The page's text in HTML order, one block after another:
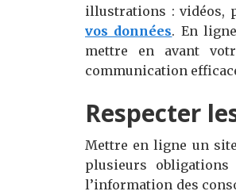
illustrations : vidéos,
vos données. En
mettre en avant
communication
Respecter
Mettre en ligne un
plusieurs obligations
l’information des